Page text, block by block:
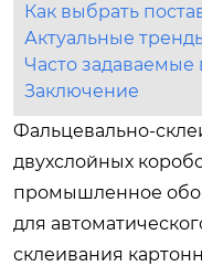
Как выбрать
Актуальные
Часто задаваемые
Заключение
Фальцевально-
двухслойных
промышленное
для
склеивания